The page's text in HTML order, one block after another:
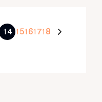
14 15161718